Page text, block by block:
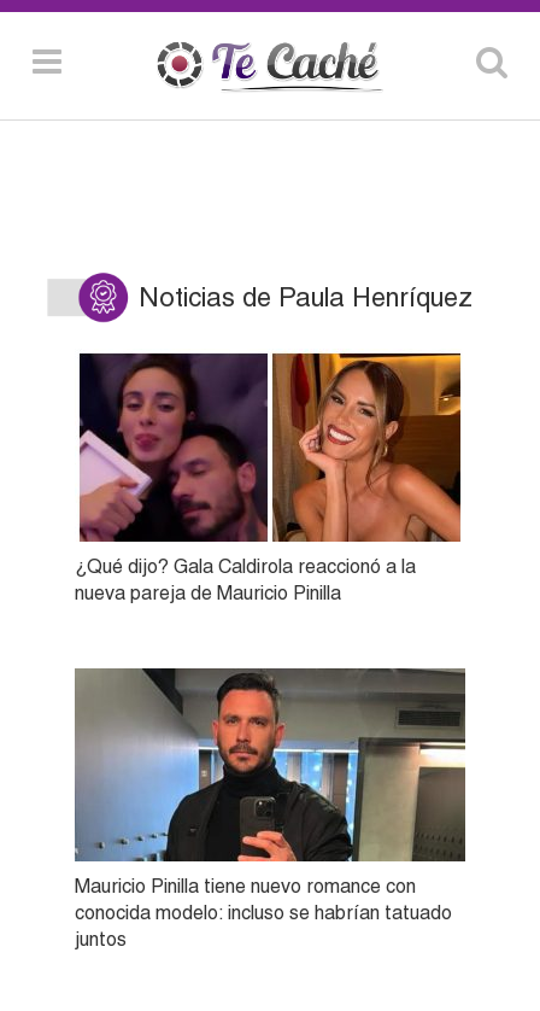
Noticias de Paula Henríquez
¿Qué dijo? Gala Caldirola reaccionó a la
nueva pareja de Mauricio Pinilla
Mauricio Pinilla tiene nuevo romance con
conocida modelo: incluso se habrían tatuado
juntos